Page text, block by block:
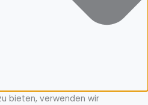
bieten, verwenden wir